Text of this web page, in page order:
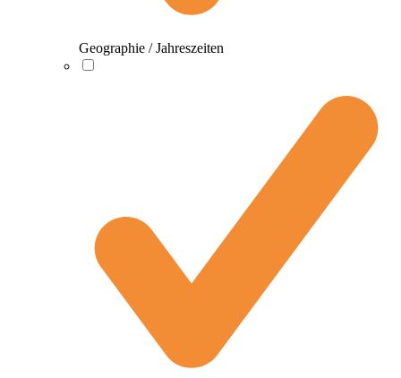
Geographie / Jahreszeiten